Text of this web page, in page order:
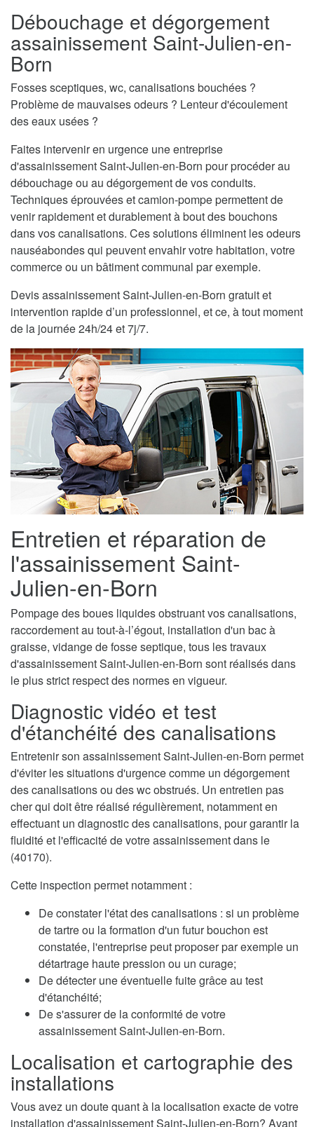
Débouchage et dégorgement
assainissement Saint-Julien-en-
Born
Fosses sceptiques, wc, canalisations bouchées ?
Problème de mauvaises odeurs ? Lenteur d'écoulement
des eaux usées ?
Faites intervenir en urgence une entreprise
d'assainissement Saint-Julien-en-Born pour procéder au
débouchage ou au dégorgement de vos conduits.
Techniques éprouvées et camion-pompe permettent de
venir rapidement et durablement à bout des bouchons
dans vos canalisations. Ces solutions éliminent les odeurs
nauséabondes qui peuvent envahir votre habitation, votre
commerce ou un bâtiment communal par exemple.
Devis assainissement Saint-Julien-en-Born gratuit et
intervention rapide d’un professionnel, et ce, à tout moment
de la journée 24h/24 et 7j/7.
Entretien et réparation de
l'assainissement Saint-
Julien-en-Born
Pompage des boues liquides obstruant vos canalisations,
raccordement au tout-à-l’égout, installation d'un bac à
graisse, vidange de fosse septique, tous les travaux
d'assainissement Saint-Julien-en-Born sont réalisés dans
le plus strict respect des normes en vigueur.
Diagnostic vidéo et test
d'étanchéité des canalisations
Entretenir son assainissement Saint-Julien-en-Born permet
d'éviter les situations d'urgence comme un dégorgement
des canalisations ou des wc obstrués. Un entretien pas
cher qui doit être réalisé régulièrement, notamment en
effectuant un diagnostic des canalisations, pour garantir la
fluidité et l'efficacité de votre assainissement dans le
(40170).
Cette inspection permet notamment :
De constater l'état des canalisations : si un problème
de tartre ou la formation d'un futur bouchon est
constatée, l'entreprise peut proposer par exemple un
détartrage haute pression ou un curage;
De détecter une éventuelle fuite grâce au test
d'étanchéité;
De s'assurer de la conformité de votre
assainissement Saint-Julien-en-Born.
Localisation et cartographie des
installations
Vous avez un doute quant à la localisation exacte de votre
installation d'assainissement Saint-Julien-en-Born? Avant